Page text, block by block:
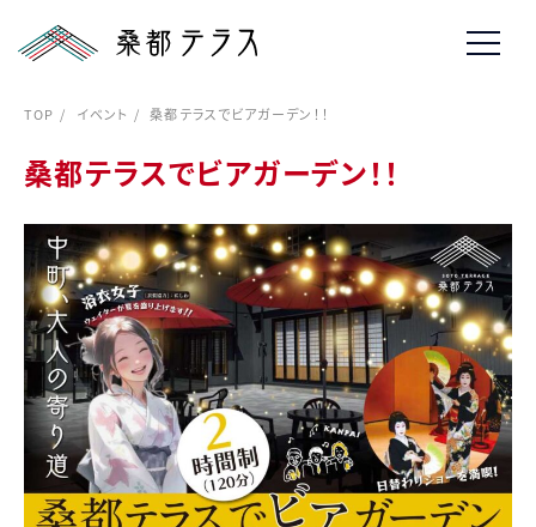
TOP イベント 桑都テラスでビアガーデン！！
桑都テラスでビアガーデン！！